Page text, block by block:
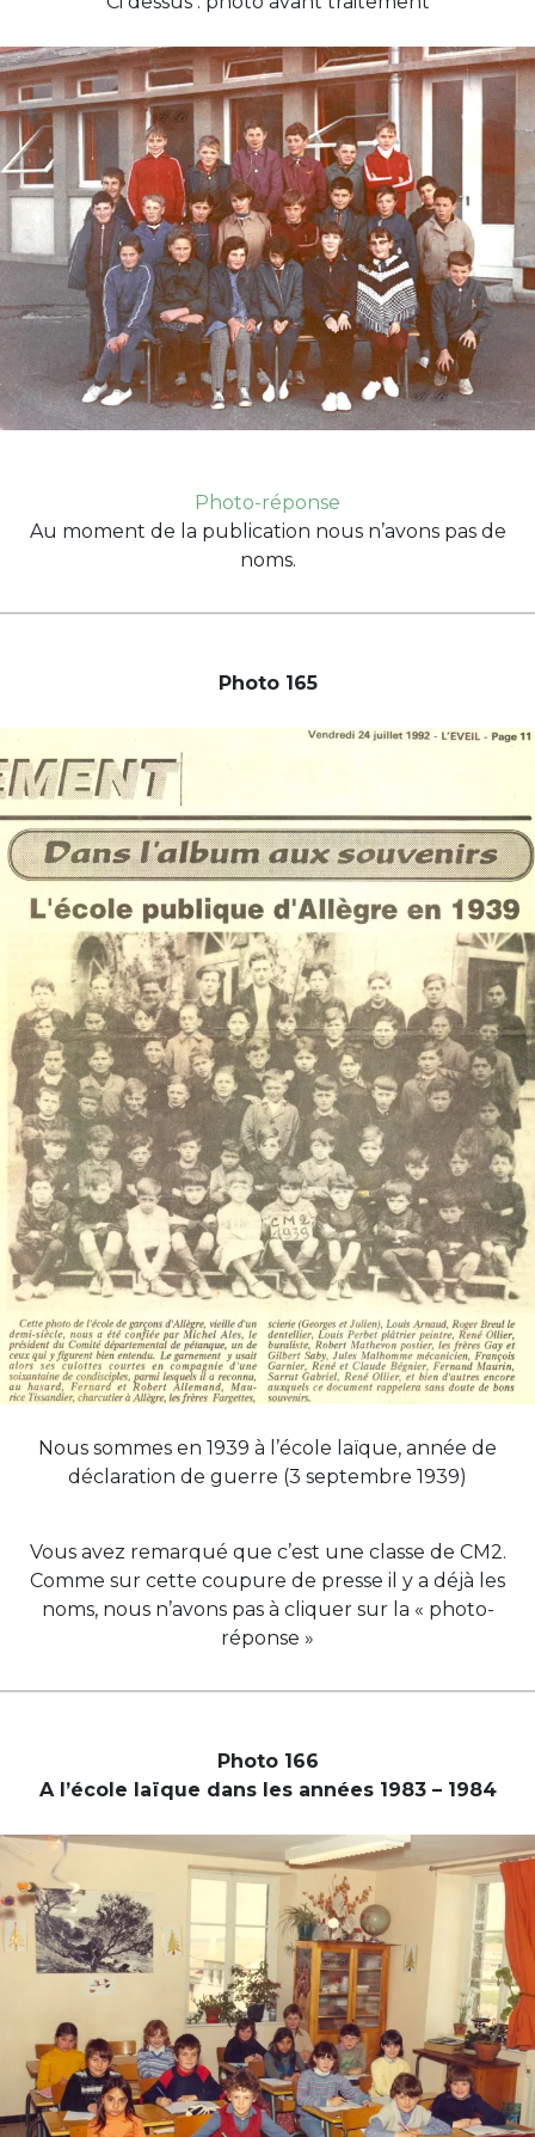
Photo-réponse
Au moment de la publication nous n’avons pas de
noms.
Photo 165
Nous sommes en 1939 à l’école laïque, année de
déclaration de guerre (3 septembre 1939)
Vous avez remarqué que c’est une classe de CM2.
Comme sur cette coupure de presse il y a déjà les
noms, nous n’avons pas à cliquer sur la « photo-
réponse »
Photo 166
A l’école laïque dans les années 1983 – 1984